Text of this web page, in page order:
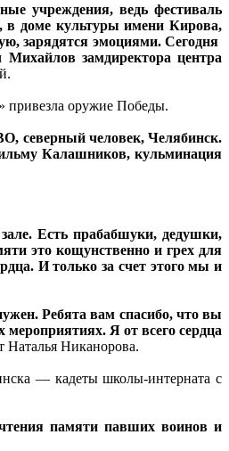
учреждения, ведь фестиваль
в доме культуры имени Кирова,
зарядятся эмоциями. Сегодня
Михайлов замдиректора центра
привезла оружие Победы.
северный человек, Челябинск.
Калашников, кульминация
Есть прабабшуки, дедушки,
это кощунственно и грех для
И только за счет этого мы и
Ребята вам спасибо, что вы
Я от всего сердца
Наталья Никанорова.
— кадеты школы-интерната с
памяти павших воинов и